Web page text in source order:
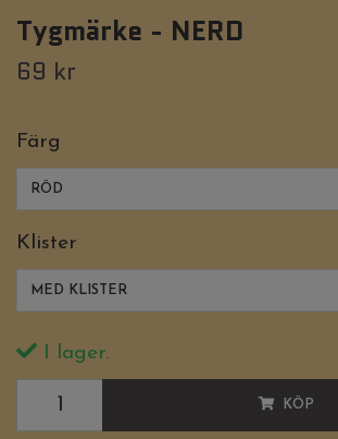
Tygmärke - NERD
69 kr
Färg
RÖD
Klister
MED KLISTER
I lager.
KÖP